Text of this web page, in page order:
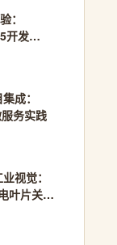
：
开发
成：
务实践
视觉：
叶片关键